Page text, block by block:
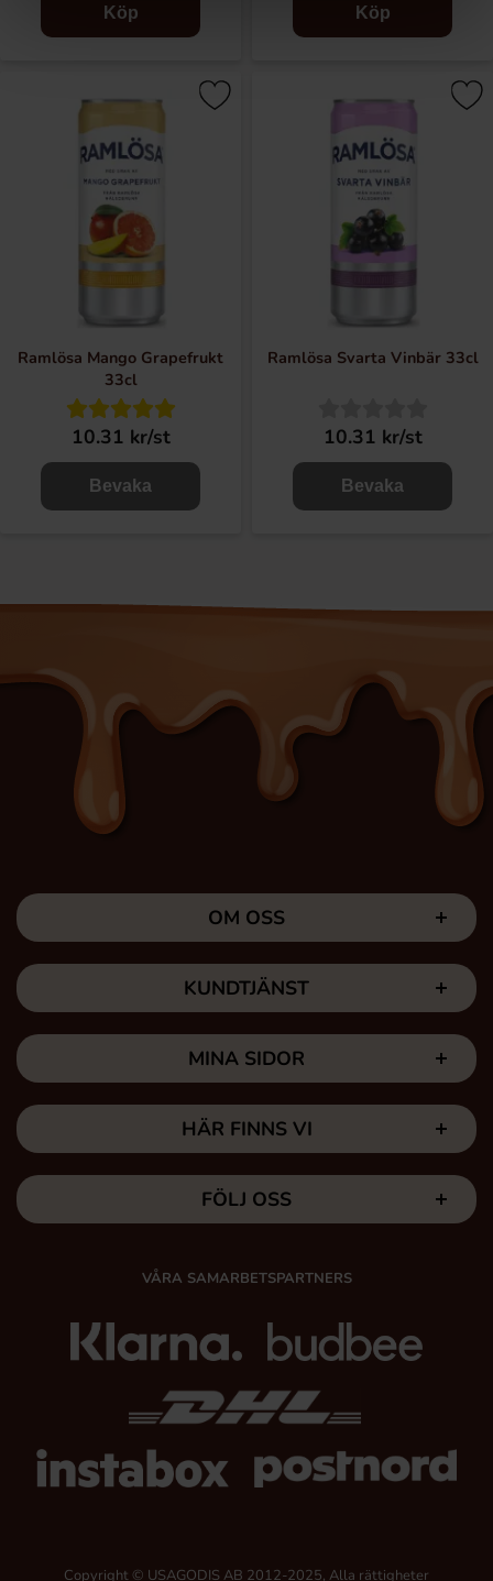
Köp Köp
Ramlösa Mango Grapefrukt
33cl
10.31 kr/st
Bevaka
Ramlösa Svarta Vinbär 33cl
10.31 kr/st
Bevaka
OM OSS
KUNDTJÄNST
MINA SIDOR
HÄR FINNS VI
FÖLJ OSS
VÅRA SAMARBETSPARTNERS
Copyright © USAGODIS AB 2012-2025, Alla rättigheter